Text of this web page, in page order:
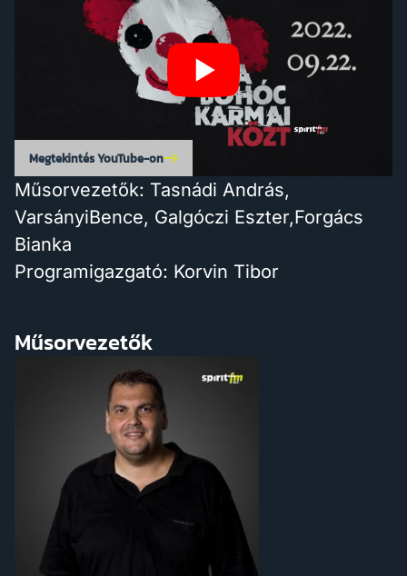
Megtekintés YouTube-on
Műsorvezetők: Tasnádi András,
VarsányiBence, Galgóczi Eszter,Forgács
Bianka
Programigazgató: Korvin Tibor
Műsorvezetők